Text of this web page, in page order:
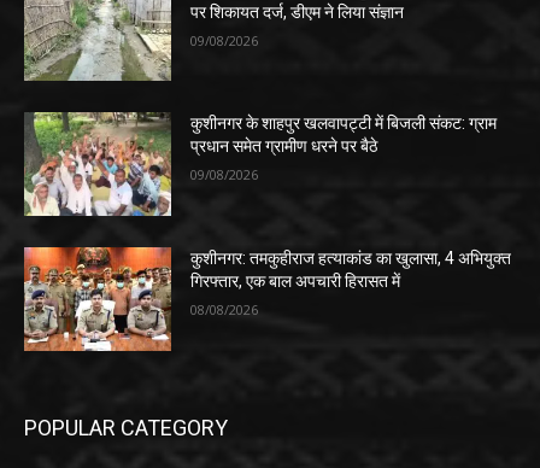
पर शिकायत दर्ज, डीएम ने लिया संज्ञान
09/08/2026
कुशीनगर के शाहपुर खलवापट्टी में बिजली संकट: ग्राम
प्रधान समेत ग्रामीण धरने पर बैठे
09/08/2026
कुशीनगर: तमकुहीराज हत्याकांड का खुलासा, 4 अभियुक्त
गिरफ्तार, एक बाल अपचारी हिरासत में
08/08/2026
POPULAR CATEGORY